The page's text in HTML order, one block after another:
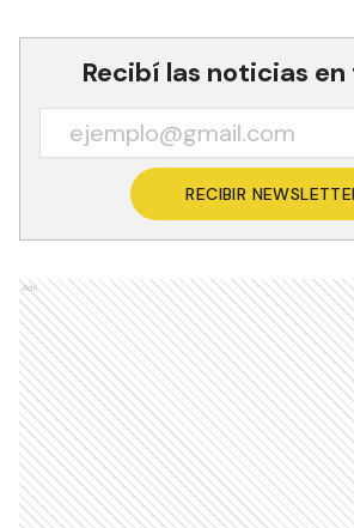
Recibí las noticias
RECIBIR
Ads